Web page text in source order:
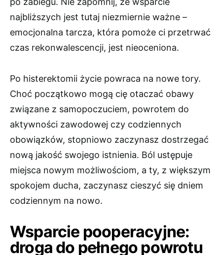
najbliższych jest tutaj niezmiernie ważne –
emocjonalna tarcza, która pomoże ci przetrwać
czas rekonwalescencji, jest nieoceniona.
Po histerektomii życie powraca na nowe tory.
Choć początkowo mogą cię otaczać obawy
związane z samopoczuciem, powrotem do
aktywności zawodowej czy codziennych
obowiązków, stopniowo zaczynasz dostrzegać
nową jakość swojego istnienia. Ból ustępuje
miejsca nowym możliwościom, a ty, z większym
spokojem ducha, zaczynasz cieszyć się dniem
codziennym na nowo.
Wsparcie pooperacyjne:
droga do pełnego powrotu